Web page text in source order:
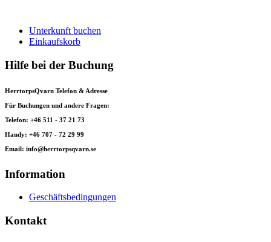
Unterkunft buchen
Einkaufskorb
Hilfe bei der Buchung
HerrtorpsQvarn Telefon & Adresse
Für Buchungen und andere Fragen:
Telefon: +46 511 - 37 21 73
Handy: +46 707 - 72 29 99
Email: info@herrtorpsqvarn.se
Information
Geschäftsbedingungen
Kontakt